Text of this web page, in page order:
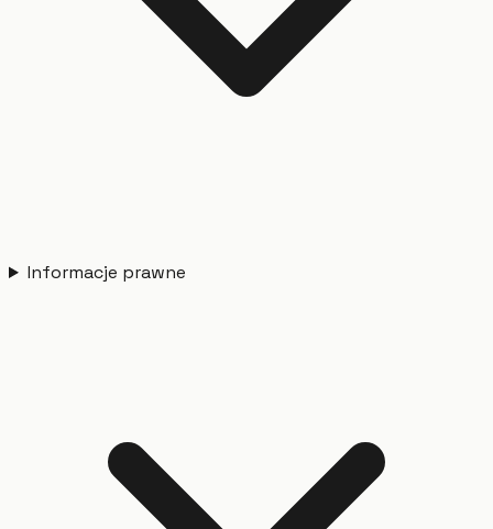
Informacje prawne